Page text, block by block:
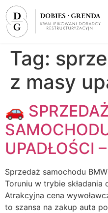
Tag:
z masy
🚗
UPADŁOŚCI
Sprzedaż samochodu
Toruniu w trybie
Atrakcyjna cena
to szansa na zakup auta